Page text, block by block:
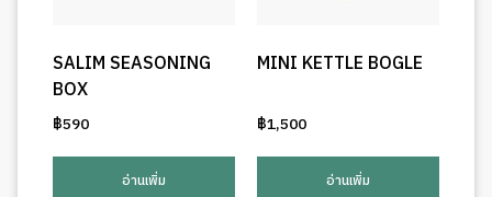
SALIM SEASONING
BOX
฿590
อ่านเพิ่ม
MINI KETTLE BOGLE
฿1,500
อ่านเพิ่ม